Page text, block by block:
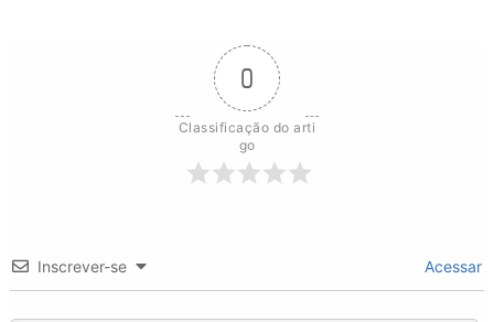
0
Classificação do arti
go
Inscrever-se Acessar